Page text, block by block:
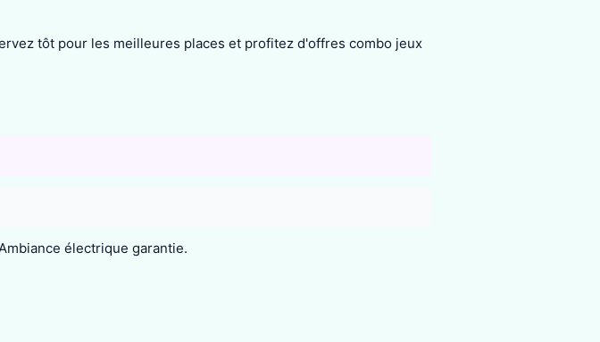
tôt pour les meilleures places et profitez d'offres combo jeux
électrique garantie.